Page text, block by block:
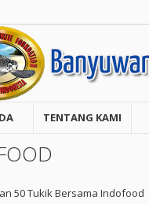
TENTANG KAMI
50 Tukik Bersama Indofood